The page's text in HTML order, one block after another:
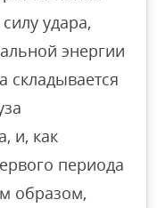
удара,
энергии
складывается
и, как
периода
образом,